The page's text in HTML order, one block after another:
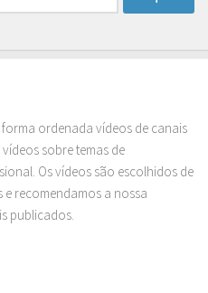
ordenada vídeos de canais
sobre temas de
Os vídeos são escolhidos de
recomendamos a nossa
publicados.